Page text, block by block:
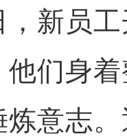
新员工
他们身
意志